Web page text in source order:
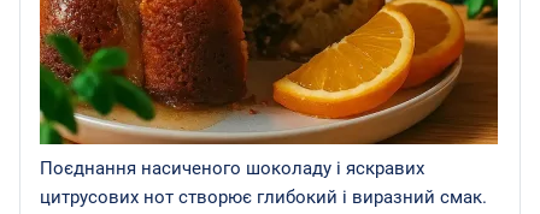
Поєднання насиченого шоколаду і яскравих
цитрусових нот створює глибокий і виразний смак.